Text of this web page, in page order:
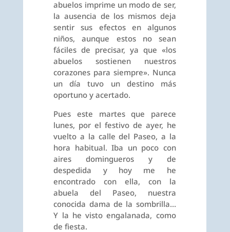
abuelos imprime un modo de ser,
la ausencia de los mismos deja
sentir sus efectos en algunos
niños, aunque estos no sean
fáciles de precisar, ya que «los
abuelos sostienen nuestros
corazones para siempre». Nunca
un día tuvo un destino más
oportuno y acertado.
Pues este martes que parece
lunes, por el festivo de ayer, he
vuelto a la calle del Paseo, a la
hora habitual. Iba un poco con
aires domingueros y de
despedida y hoy me he
encontrado con ella, con la
abuela del Paseo, nuestra
conocida dama de la sombrilla…
Y la he visto engalanada, como
de fiesta.